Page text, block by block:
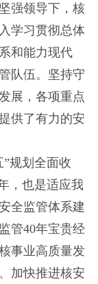
强领导下，核
学习贯彻总体
和能力现代
队伍。坚持守
展，各项重点
供了有力的安
规划全面收
，也是适应我
全监管体系建
管40年宝贵经
事业高质量发
加快推进核安